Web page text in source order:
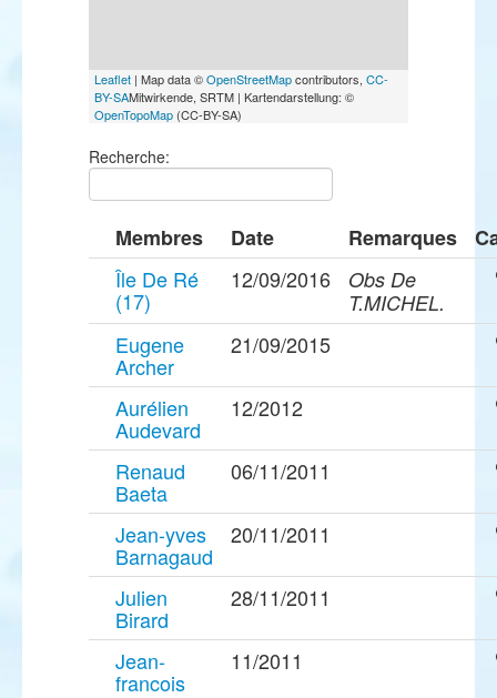
Leaflet | Map data ©OpenStreetMapcontributors, CC-
BY-SAMitwirkende, SRTM | Kartendarstellung: ©
OpenTopoMap (CC-BY-SA)
Recherche:
Membres Date Remarques
Île De Ré
(17)
12/09/2016
Obs De
T.MICHEL.
Eugene
Archer
21/09/2015
Aurélien
Audevard
12/2012
Renaud
Baeta
06/11/2011
Jean-yves
Barnagaud
20/11/2011
Julien
Birard
28/11/2011
Jean-
francois
11/2011